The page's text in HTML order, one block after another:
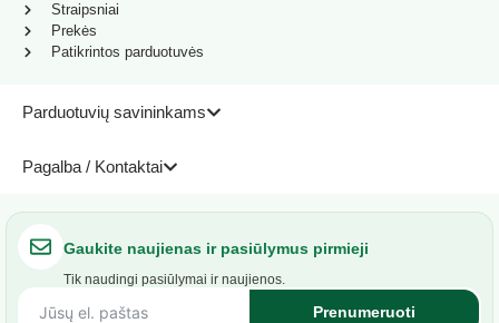
Parduotuvių savininkams
Pagalba / Kontaktai
Straipsniai
Prekės
Patikrintos parduotuvės
Gaukite naujienas ir pasiūlymus pirmieji
Tik naudingi pasiūlymai ir naujienos.
Prenumeruoti